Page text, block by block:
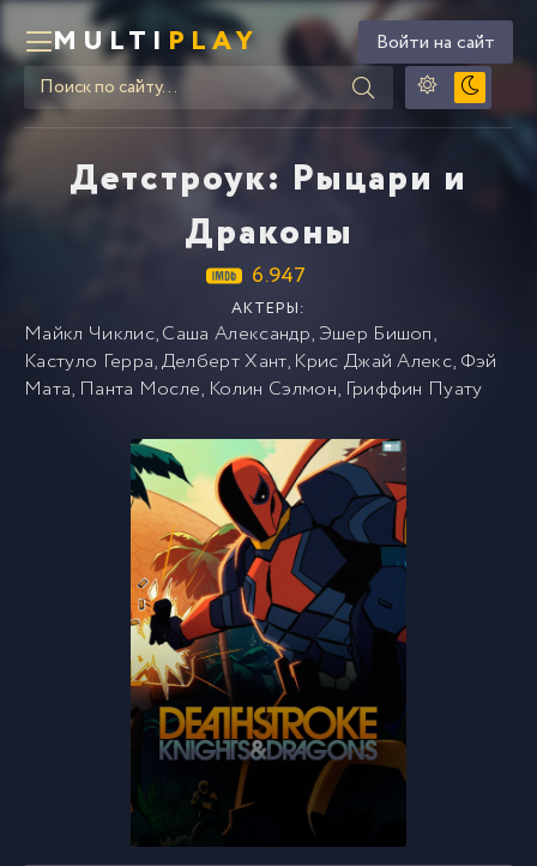
MULTI PLAY Войти на сайт
Детстроук: Рыцари и
Драконы
6.947
АКТЕРЫ:
Майкл Чиклис,Саша Александр, Эшер Бишоп,
Кастуло Герра,Делберт Хант, Крис Джай Алекс, Фэй
Мата, Панта Мосле, Колин Сэлмон, Гриффин Пуату